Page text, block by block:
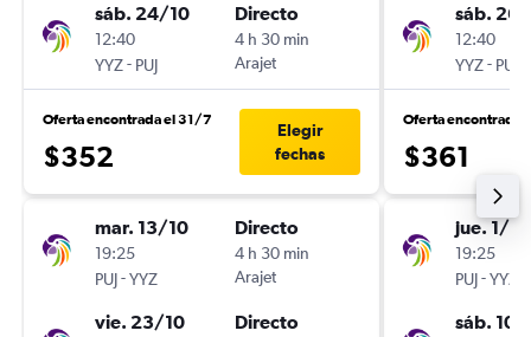
sáb. 24/10
12:40
YYZ- PUJ
Directo
4 h 30 min
Arajet
Oferta encontrada el 31/7
$352
Elegir
fechas
mar. 13/10
19:25
PUJ-YYZ
Directo
4 h 30 min
Arajet
vie. 23/10 Directo
sáb.
12:40
YYZ- PUJ
Oferta encontrada
$361
jue. 1/10
19:25
PUJ-YYZ
sáb. 10/